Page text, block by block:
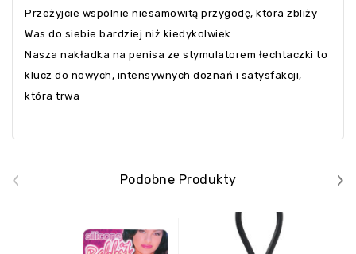
Przeżyjcie wspólnie niesamowitą przygodę, która zbliży
Was do siebie bardziej niż kiedykolwiek
Nasza nakładka na penisa ze stymulatorem łechtaczki to
klucz do nowych, intensywnych doznań i satysfakcji,
która trwa
Podobne Produkty
‹ ›